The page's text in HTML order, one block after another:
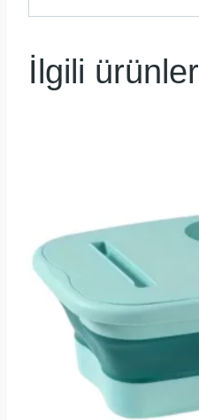
İlgili ürünler